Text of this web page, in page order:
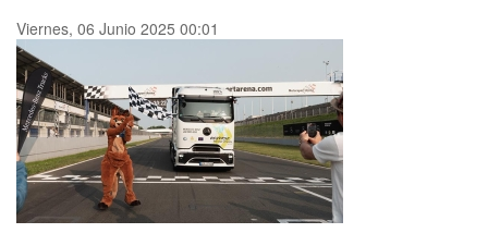
Viernes, 06 Junio 2025 00:01